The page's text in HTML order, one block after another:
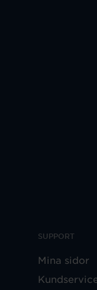
SUPPORT
Mina sidor